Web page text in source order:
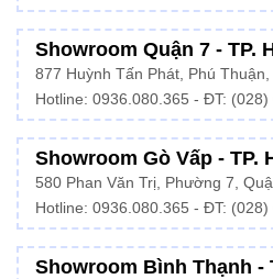
Showroom Quận 7 - TP.
877 Huỳnh Tấn Phát, Phú
Hotline: 0936.080.365 - ĐT: (028)
Showroom Gò Vấp - TP.
580 Phan Văn Trị, Phường 7,
Hotline: 0936.080.365 - ĐT: (028)
Showroom Bình Thạnh -